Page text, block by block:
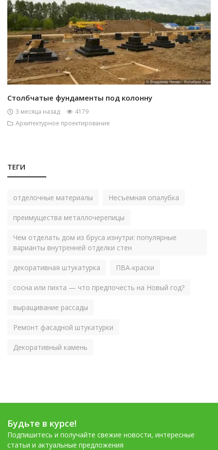
Столбчатые фундаменты под колонну
3 месяца назад
4179
Архитектурное проектирование
ТЕГИ
отделочные материалы Несъемная опалубка
преимущества металлочерепицы
Чем отделать дом из бруса изнутри: популярные
варианты внутренней отделки стен
декоративная штукатурка ПВА-краски
сосна или пихта — что предпочесть на Новый год?
выращивание рассады
Ремонт фасадной штукатурки
Декоративный камень
Будьте в курсе!
Подпишитесь и получайте свежие новости, интересные
статьи и актуальные предложения